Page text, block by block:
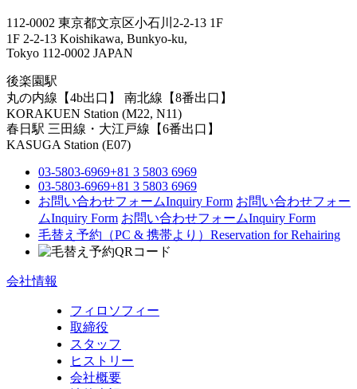
112-0002 東京都文京区小石川2-2-13 1F
1F 2-2-13 Koishikawa, Bunkyo-ku,
Tokyo 112-0002 JAPAN
後楽園駅
丸の内線【4b出口】 南北線【8番出口】
KORAKUEN Station (M22, N11)
春日駅 三田線・大江戸線【6番出口】
KASUGA Station (E07)
03-5803-6969+81 3 5803 6969
03-5803-6969+81 3 5803 6969
お問い合わせフォームInquiry Form お問い合わせフォー
ムInquiry Form お問い合わせフォームInquiry Form
毛替え予約（PC & 携帯より） Reservation for Rehairing
会社情報
フィロソフィー
取締役
スタッフ
ヒストリー
会社概要